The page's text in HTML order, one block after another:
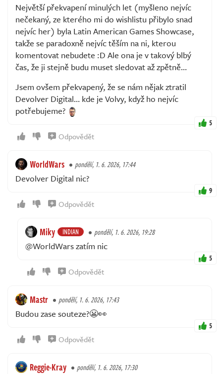
Největší překvapení minulých let (myšleno nejvíc
nečekaný, ze kterého mi do wishlistu přibylo snad
nejvíc her) byla Latin American Games Showcase,
takže se paradoxně nejvíc těším na ni, kterou
komentovat nebudete :D Ale ona je v takový blbý
čas, že ji stejně budu muset sledovat až zpětně…
Jsem ovšem překvapený, že se nám nějak ztratil
Devolver Digital… kde je Volvy, když ho nejvíc
potřebujeme?
5
Odpovědět
WorldWars pondělí, 1. 6. 2026, 17:44
Devolver Digital nic?
9
Odpovědět
Miky INDIAN pondělí, 1. 6. 2026, 19:28
@WorldWars zatím nic
5
Odpovědět
Mastr pondělí, 1. 6. 2026, 17:43
Budou zase souteze?😬👀
5
Odpovědět
Reggie-Kray pondělí, 1. 6. 2026, 17:30